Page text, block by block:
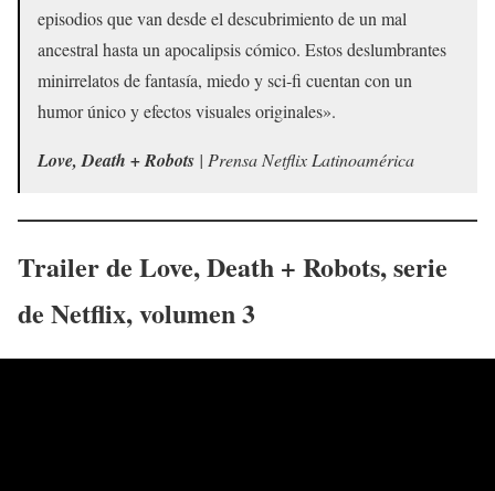
episodios que van desde el descubrimiento de un mal
ancestral hasta un apocalipsis cómico. Estos deslumbrantes
minirrelatos de fantasía, miedo y sci‑fi cuentan con un
humor único y efectos visuales originales».
Love, Death + Robots | Prensa Netflix Latinoamérica
Trailer de Love, Death + Robots, serie
de Netflix,volumen 3